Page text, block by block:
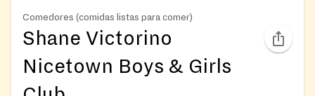
Comedores (comidas listas para comer)
Shane Victorino
Nicetown Boys & Girls